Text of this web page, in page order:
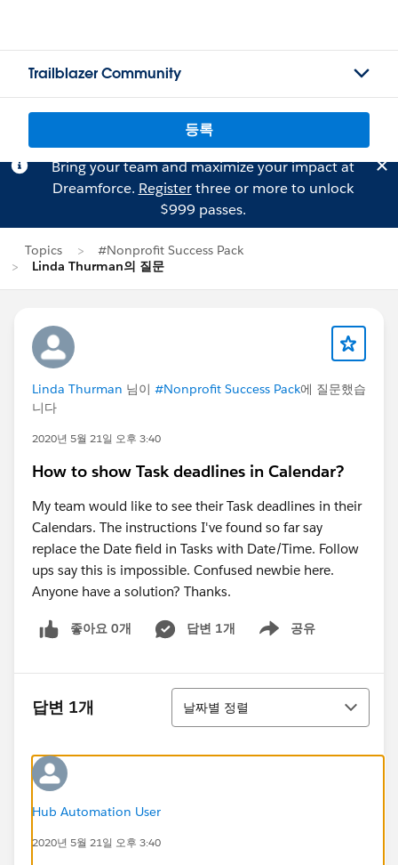
Trailblazer Community
등록
Bring your team and maximize your impact at
Dreamforce. Registerthree or more to unlock
$999 passes.
Topics
#Nonprofit Success Pack
Linda Thurman의 질문
Linda Thurman 님이 #Nonprofit Success Pack에 질문했습
니다
2020년 5월 21일 오후 3:40
How to show Task deadlines in Calendar?
My team would like to see their Task deadlines in their
Calendars. The instructions I've found so far say
replace the Date field in Tasks with Date/Time. Follow
ups say this is impossible. Confused newbie here.
Anyone have a solution? Thanks.
좋아요 0개 답변 1개 공유
Show menu
답변 1개
정렬
날짜별 정렬
Hub Automation User
2020년 5월 21일 오후 3:40